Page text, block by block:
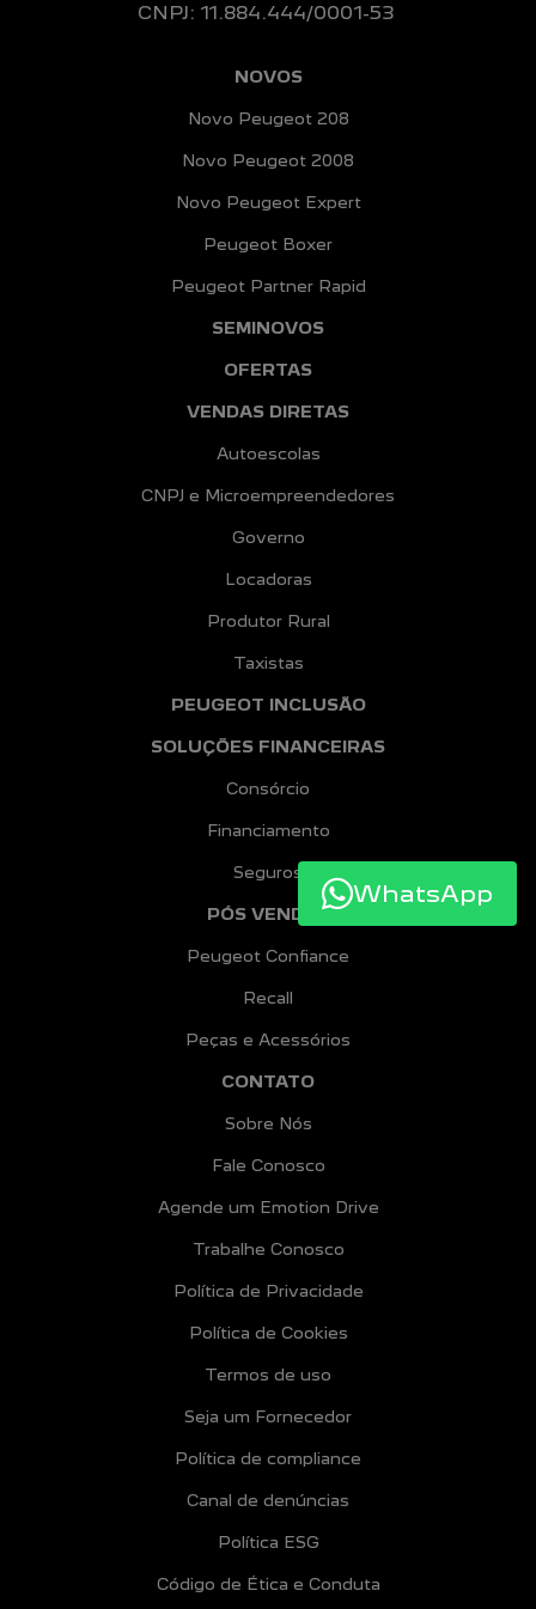
CNPJ: 11.884.444/0001-53
NOVOS
Novo Peugeot 208
Novo Peugeot 2008
Novo Peugeot Expert
Peugeot Boxer
Peugeot Partner Rapid
SEMINOVOS
OFERTAS
VENDAS DIRETAS
Autoescolas
CNPJ e Microempreendedores
Governo
Locadoras
Produtor Rural
Taxistas
PEUGEOT INCLUSÃO
SOLUÇÕES FINANCEIRAS
Consórcio
Financiamento
Seguros
PÓS VENDAS
Peugeot Confiance
Recall
Peças e Acessórios
CONTATO
Sobre Nós
Fale Conosco
Agende um Emotion Drive
Trabalhe Conosco
Política de Privacidade
Política de Cookies
Termos de uso
Seja um Fornecedor
Política de compliance
Canal de denúncias
Política ESG
Código de Ética e Conduta
WhatsApp